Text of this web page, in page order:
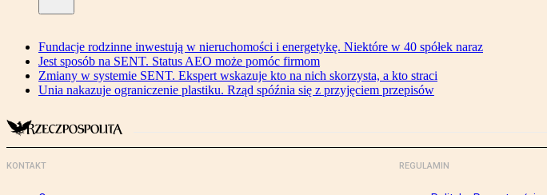
Fundacje rodzinne inwestują w nieruchomości i energetykę. Niektóre w 40 spółek naraz
Jest sposób na SENT. Status AEO może pomóc firmom
Zmiany w systemie SENT. Ekspert wskazuje kto na nich skorzysta, a kto straci
Unia nakazuje ograniczenie plastiku. Rząd spóźnia się z przyjęciem przepisów
KONTAKT REGULAMIN